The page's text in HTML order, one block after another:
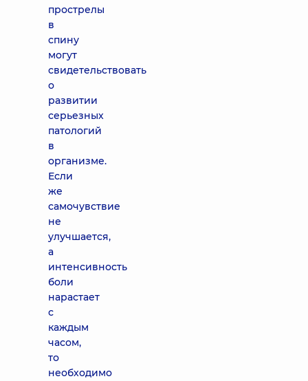
прострелы
в
спину
могут
свидетельствовать
о
развитии
серьезных
патологий
в
организме.
Если
же
самочувствие
не
улучшается,
а
интенсивность
боли
нарастает
с
каждым
часом,
то
необходимо